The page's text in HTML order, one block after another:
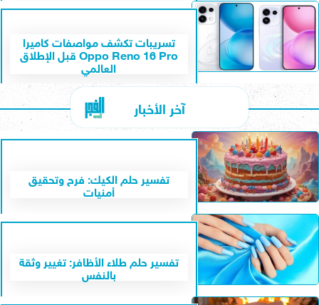
تسريبات تكشف مواصفات كاميرا
Oppo Reno 16 Pro قبل الإطلاق
العالمي
آخر الأخبار
تفسير حلم الكيك: فرح وتحقيق
أمنيات
تفسير حلم طلاء الأظافر: تغيير وثقة
بالنفس